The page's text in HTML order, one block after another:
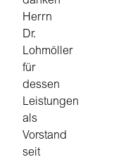
Herrn
Dr.
Lohmöller
für
dessen
Leistungen
als
Vorstand
seit